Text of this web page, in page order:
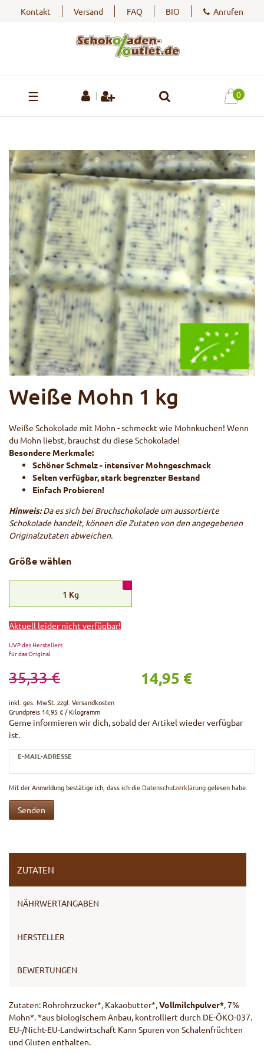
Kontakt Versand FAQ BIO Anrufen
☰ 0
Weiße Mohn 1 kg
Weiße Schokolade mit Mohn - schmeckt wie Mohnkuchen! Wenn
du Mohn liebst, brauchst du diese Schokolade!
Besondere Merkmale:
Schöner Schmelz - intensiver Mohngeschmack
Selten verfügbar, stark begrenzter Bestand
Einfach Probieren!
Hinweis:Da es sich bei Bruchschokolade um aussortierte
Schokolade handelt, können die Zutaten von den angegebenen
Originalzutaten abweichen.
Größe wählen
1 Kg
Aktuell leider nicht verfügbar!
UVP des Herstellers
für das Original
35,33 € 14,95 €
inkl. ges. MwSt. zzgl. Versandkosten
Grundpreis 14,95 € / Kilogramm
Gerne informieren wir dich, sobald der Artikel wieder verfügbar
ist.
E-MAIL-ADRESSE
Mit der Anmeldung bestätige ich, dass ich die Daten­schutz­erklärunggelesen habe.
Senden
ZUTATEN
NÄHRWERTANGABEN
HERSTELLER
BEWERTUNGEN
Zutaten: Rohrohrzucker*, Kakaobutter*,Vollmilchpulver*, 7%
Mohn*. *aus biologischem Anbau, kontrolliert durch DE-ÖKO-037.
EU-/Nicht-EU-Landwirtschaft Kann Spuren von Schalenfrüchten
und Gluten enthalten.